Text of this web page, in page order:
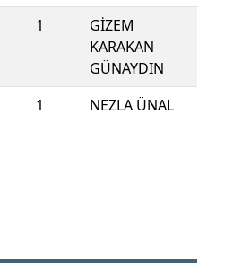
1
GİZEM
KARAKAN
GÜNAYDIN
1 NEZLA ÜNAL